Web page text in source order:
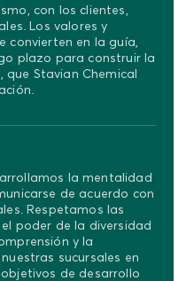
con los clientes,
Los valores y
convierten en la guía,
plazo para construir la
que Stavian Chemical
la mentalidad
de acuerdo con
Respetamos las
poder de la diversidad
y la
sucursales en
de desarrollo